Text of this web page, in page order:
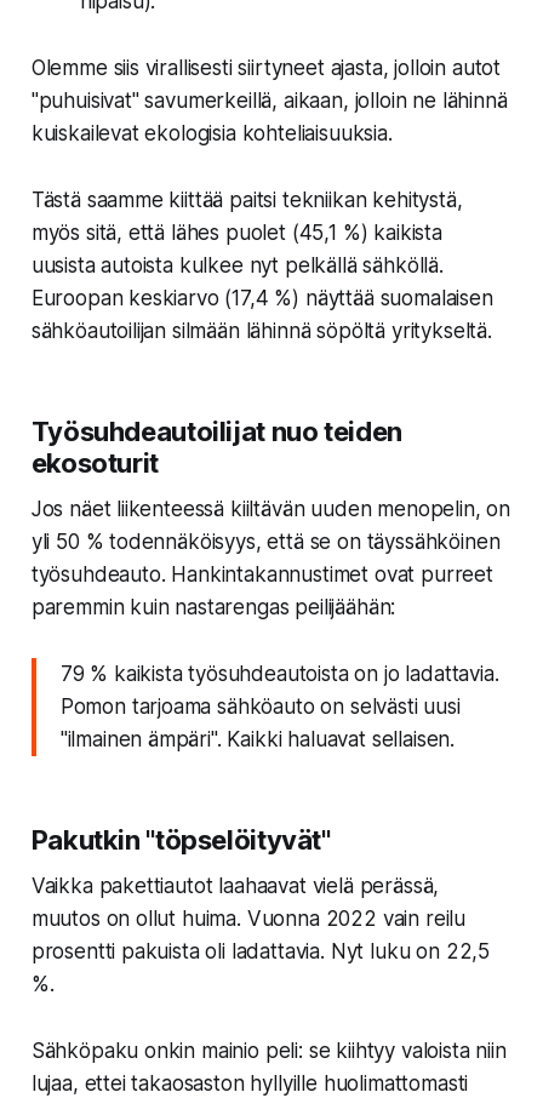
Olemme siis virallisesti siirtyneet ajasta, jolloin autot
"puhuisivat" savumerkeillä, aikaan, jolloin ne lähinnä
kuiskailevat ekologisia kohteliaisuuksia.
Tästä saamme kiittää paitsi tekniikan kehitystä,
myös sitä, että lähes puolet (45,1 %) kaikista
uusista autoista kulkee nyt pelkällä sähköllä.
Euroopan keskiarvo (17,4 %) näyttää suomalaisen
sähköautoilijan silmään lähinnä söpöltä yritykseltä.
Työsuhdeautoilijat nuo teiden
ekosoturit
Jos näet liikenteessä kiiltävän uuden menopelin, on
yli 50 % todennäköisyys, että se on täyssähköinen
työsuhdeauto. Hankintakannustimet ovat purreet
paremmin kuin nastarengas peilijäähän:
79 % kaikista työsuhdeautoista on jo ladattavia.
Pomon tarjoama sähköauto on selvästi uusi
"ilmainen ämpäri". Kaikki haluavat sellaisen.
Pakutkin "töpselöityvät"
Vaikka pakettiautot laahaavat vielä perässä,
muutos on ollut huima. Vuonna 2022 vain reilu
prosentti pakuista oli ladattavia. Nyt luku on 22,5
%.
Sähköpaku onkin mainio peli: se kiihtyy valoista niin
lujaa, ettei takaosaston hyllyille huolimattomasti